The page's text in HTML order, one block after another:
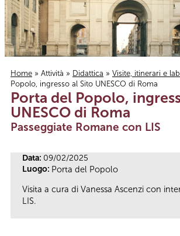
Tu sei qui
Home » Attività » Didattica » Visite, itinerari e
Popolo, ingresso al Sito UNESCO di Roma
Porta del Popolo,
UNESCO di Roma
Passeggiate Romane con LIS
Data: 09/02/2025
Luogo: Porta del Popolo
Visita a cura di Vanessa Ascenzi con
LIS.